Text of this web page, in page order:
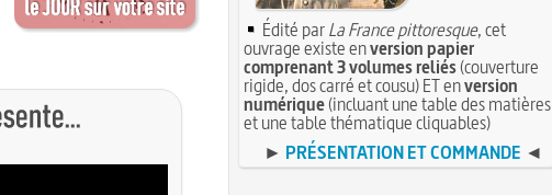
Édité parLa France pittoresque, cet
ouvrage existe enversion papier
comprenant 3 volumes reliés(couverture
rigide, dos carré et cousu) ET enversion
numérique(incluant une table des matières
et une table thématique cliquables)
► PRÉSENTATION ET COMMANDE ◄